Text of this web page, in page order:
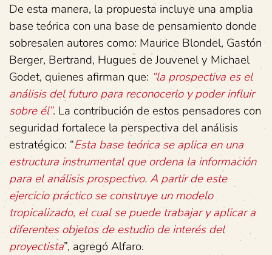
De esta manera, la propuesta incluye una amplia
base teórica con una base de pensamiento donde
sobresalen autores como: Maurice Blondel, Gastón
Berger, Bertrand, Hugues de Jouvenel y Michael
Godet, quienes afirman que: “la prospectiva es el
análisis del futuro para reconocerlo y poder influir
sobre él”. La contribución de estos pensadores con
seguridad fortalece la perspectiva del análisis
estratégico: “Esta base teórica se aplica en una
estructura instrumental que ordena la información
para el análisis prospectivo. A partir de este
ejercicio práctico se construye un modelo
tropicalizado, el cual se puede trabajar y aplicar a
diferentes objetos de estudio de interés del
proyectista”, agregó Alfaro.